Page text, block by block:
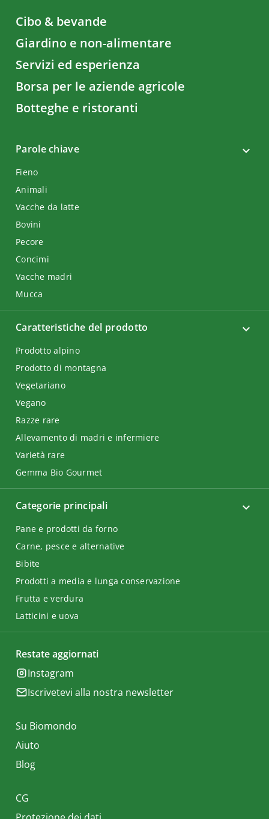
Cibo & bevande
Giardino e non-alimentare
Servizi ed esperienza
Borsa per le aziende agricole
Botteghe e ristoranti
Parole chiave
Fieno
Animali
Vacche da latte
Bovini
Pecore
Concimi
Vacche madri
Mucca
Categorie principali
Pane e prodotti da forno
Carne, pesce e alternative
Bibite
Prodotti a media e lunga conservazione
Frutta e verdura
Latticini e uova
Caratteristiche del prodotto
Prodotto alpino
Prodotto di montagna
Vegetariano
Vegano
Razze rare
Allevamento di madri e infermiere
Varietà rare
Gemma Bio Gourmet
Restate aggiornati
Instagram
Iscrivetevi alla nostra newsletter
Su Biomondo
Aiuto
Blog
CG